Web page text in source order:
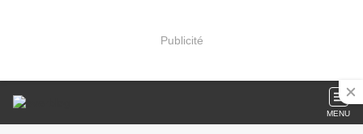
Publicité
MENU